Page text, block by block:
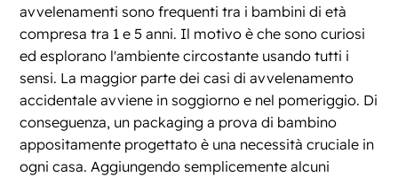
avvelenamenti sono frequenti tra i bambini di età
compresa tra 1 e 5 anni. Il motivo è che sono curiosi
ed esplorano l'ambiente circostante usando tutti i
sensi. La maggior parte dei casi di avvelenamento
accidentale avviene in soggiorno e nel pomeriggio. Di
conseguenza, un packaging a prova di bambino
appositamente progettato è una necessità cruciale in
ogni casa. Aggiungendo semplicemente alcuni